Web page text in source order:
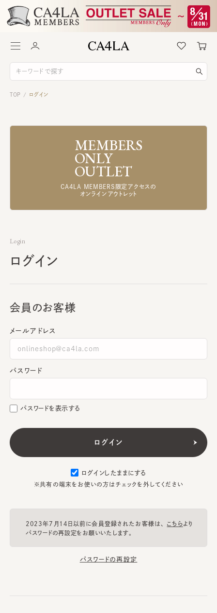
TOP / ログイン
MEMBERS
ONLY
OUTLET
CA4LA MEMBERS限定アクセスの
オンラインアウトレット
Login
ログイン
会員のお客様
メールアドレス
パスワード
パスワードを表示する
ログインしたままにする
※共有の端末をお使いの方はチェックを外してください
2023年7月14日以前に会員登録されたお客様は、 こちらより
パスワードの再設定をお願いいたします。
パスワードの再設定